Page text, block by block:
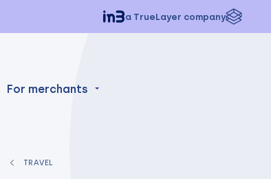
a TrueLayer company
For merchants
TRAVEL